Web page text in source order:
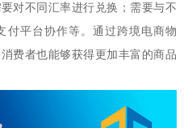
对不同汇率进行兑换；需要与不
付平台协作等。通过跨境电商物
费者也能够获得更加丰富的商品